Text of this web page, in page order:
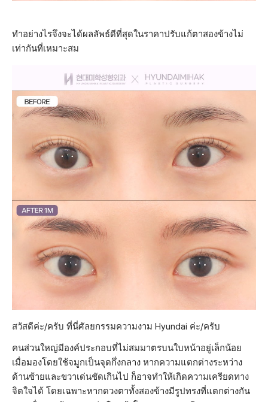
ทำอย่างไรจึงจะได้ผลลัพธ์ดีที่สุดในราคาปรับแก้ตาสองข้างไม่
เท่ากันที่เหมาะสม
สวัสดีค่ะ/ครับ ที่นี่ศัลยกรรมความงาม Hyundai ค่ะ/ครับ
คนส่วนใหญ่มีองค์ประกอบที่ไม่สมมาตรบนใบหน้าอยู่เล็กน้อย
เมื่อมองโดยใช้จมูกเป็นจุดกึ่งกลาง หากความแตกต่างระหว่าง
ด้านซ้ายและขวาเด่นชัดเกินไป ก็อาจทำให้เกิดความเครียดทาง
จิตใจได้ โดยเฉพาะหากดวงตาทั้งสองข้างมีรูปทรงที่แตกต่างกัน